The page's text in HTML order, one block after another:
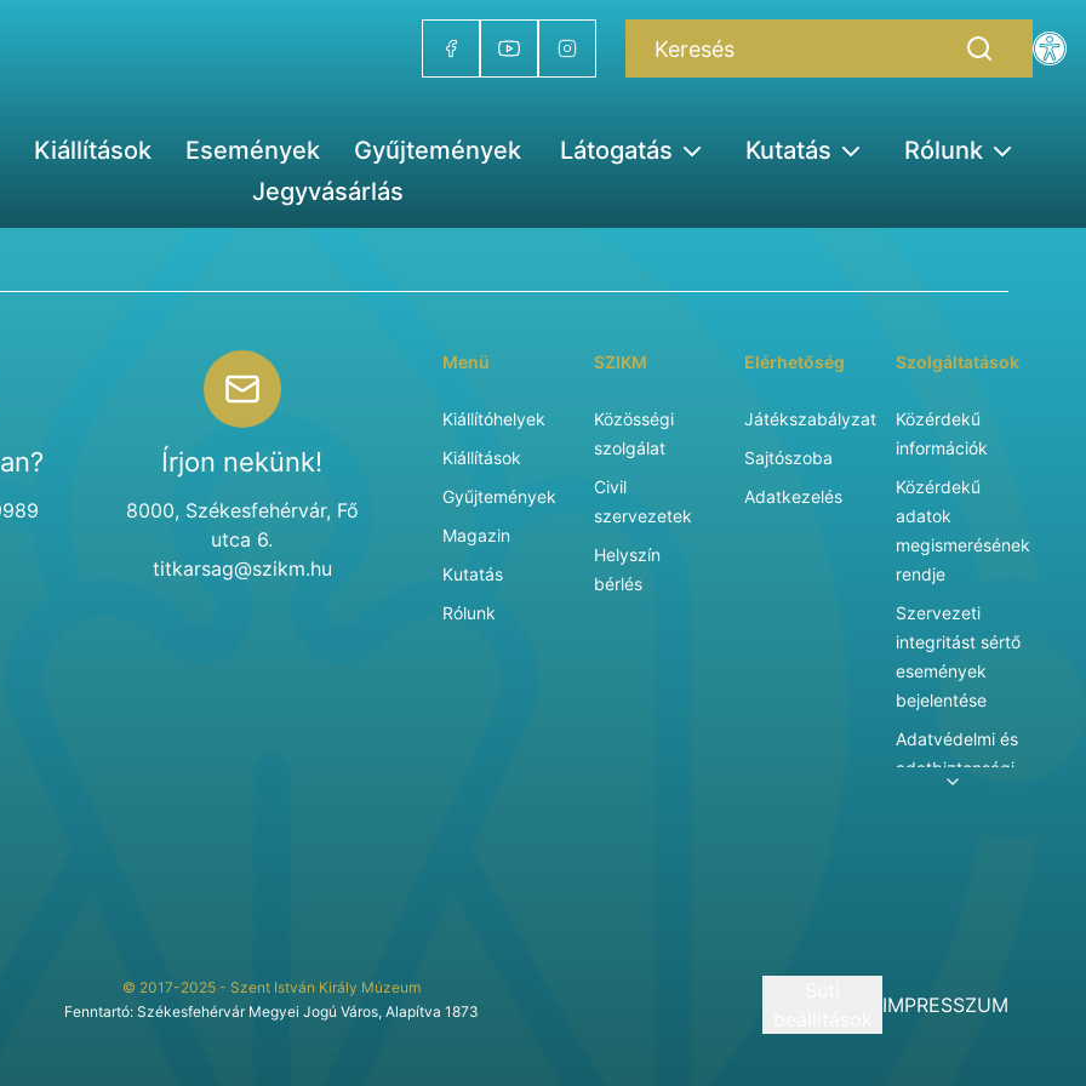
Kiállítások Események Gyűjtemények Látogatás Kutatás
Rólunk
Jegyvásárlás
Írjon nekünk!
8000, Székesfehérvár, Fő
utca 6.
titkarsag@szikm.hu
Menü
Kiállítóhelyek
Kiállítások
Gyűjtemények
Magazin
Kutatás
Rólunk
SZIKM
Közösségi
szolgálat
Civil
szervezetek
Helyszín
bérlés
Elérhetőség
Játékszabályzat
Sajtószoba
Adatkezelés
Szolgáltatások
Közérdekű
információk
Közérdekű
adatok
megismerésének
rendje
Szervezeti
integritást sértő
események
bejelentése
Adatvédelmi és
adatbiztonsági
szolgáltatásai
© 2017-2025 - Szent István Király Múzeum
Fenntartó: Székesfehérvár Megyei Jogú Város, Alapítva 1873
IMPRESSZUM